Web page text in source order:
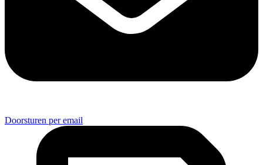
Doorsturen per email